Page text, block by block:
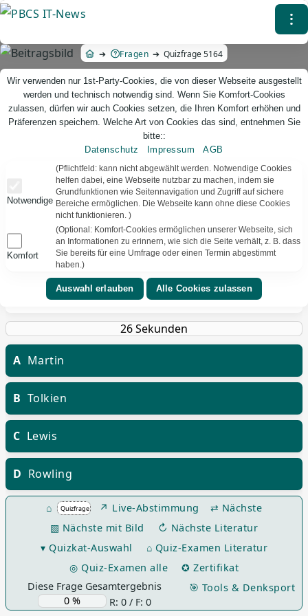
Direkt
Inhalt
⁝
Fragen Quizfrage 5164
PBCS IT-News – IT. Web. Einfach. Webdesign, Analyse & Beratung
Quizfrage 5164
Bereit TEXT VORLESEN
▾ Literatur ⚑
Wer schrieb -Harry Potter-?
A Martin
B Tolkien
C Lewis
D Rowling
⌂ ↗ Live-Abstimmung
⇄ Nächste
▧ Nächste mit Bild
↻ Nächste Literatur
▾ Quizkat-Auswahl
⌂ Quiz-Examen Literatur
◎ Quiz-Examen alle
✪ Zertifikat
🎯 Tools & Denksport
Diese Frage Gesamtergebnis
R: 0 / F: 0
Wir verwenden nur 1st-Party-Cookies, die von dieser Webseite ausgestellt
werden und technisch notwendig sind. Wenn Sie Komfort-Cookies
zulassen, dürfen wir auch Cookies setzen, die Ihren Komfort erhöhen und
Präferenzen speichern. Welche Art von Cookies das sind, entnehmen Sie
bitte::
Datenschutz
Impressum AGB
Notwendige
(Pflichtfeld: kann nicht abgewählt werden. Notwendige Cookies
helfen dabei, eine Webseite nutzbar zu machen, indem sie
Grundfunktionen wie Seitennavigation und Zugriff auf sichere
Bereiche ermöglichen. Die Webseite kann ohne diese Cookies
nicht funktionieren. )
Komfort
(Optional: Komfort-Cookies ermöglichen unserer Webseite, sich
an Informationen zu erinnern, wie sich die Seite verhält, z. B. dass
Sie bereits für eine Umfrage oder einen Termin abgestimmt
haben.)